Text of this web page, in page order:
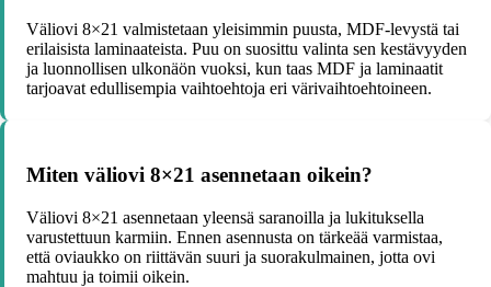
Väliovi 8×21 valmistetaan yleisimmin puusta, MDF-levystä tai
erilaisista laminaateista. Puu on suosittu valinta sen kestävyyden
ja luonnollisen ulkonäön vuoksi, kun taas MDF ja laminaatit
tarjoavat edullisempia vaihtoehtoja eri värivaihtoehtoineen.
Miten väliovi 8×21 asennetaan oikein?
Väliovi 8×21 asennetaan yleensä saranoilla ja lukituksella
varustettuun karmiin. Ennen asennusta on tärkeää varmistaa,
että oviaukko on riittävän suuri ja suorakulmainen, jotta ovi
mahtuu ja toimii oikein.